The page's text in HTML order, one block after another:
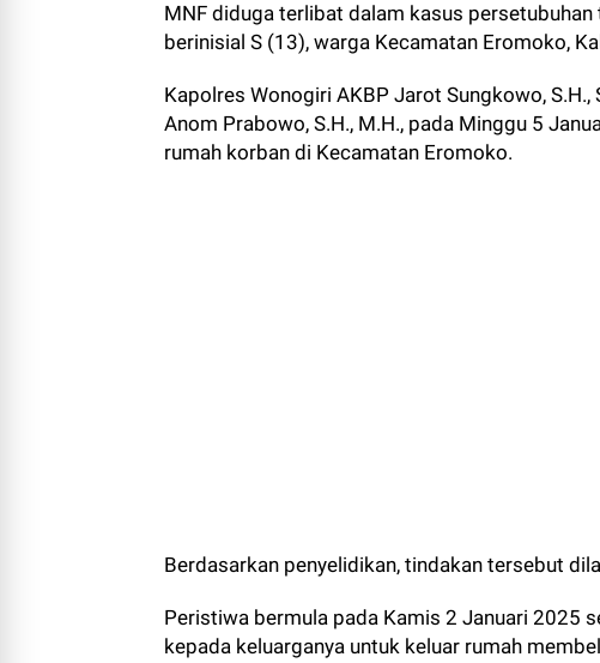
MNF diduga terlibat dalam kasus
berinisial S (13), warga Kecamatan Eromoko,
Kapolres Wonogiri AKBP Jarot Sungkowo,
Anom Prabowo, S.H., M.H., pada Minggu 5
rumah korban di Kecamatan Eromoko.
Berdasarkan penyelidikan, tindakan tersebut
Peristiwa bermula pada Kamis 2 Januari 2025
kepada keluarganya untuk keluar rumah